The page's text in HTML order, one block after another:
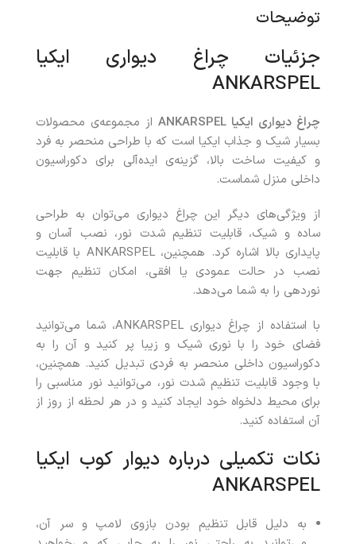
توضیحات
جزئیات چراغ دیواری ایکیا
ANKARSPEL
چراغ دیواری ایکیا ANKARSPEL
از مجموعه‌ی محصولات
بسیار شیک و جذاب ایکیا است که با طراحی منحصر به فرد
و کیفیت ساخت بالا، گزینه‌ی ایده‌آلی برای دکوراسیون
داخلی منزل شماست.
از ویژگی‌های دیگر این چراغ دیواری می‌توان به طراحی
ساده و شیک، قابلیت تنظیم شدت نور، نصب آسان و
پایداری بالا اشاره کرد. همچنین، ANKARSPEL با قابلیت
نصب در حالت عمودی یا افقی، امکان تنظیم جهت
نوردهی را به شما می‌دهد.
با استفاده از چراغ دیواری ANKARSPEL، شما می‌توانید
فضای خود را با نوری شیک و زیبا پر کنید و آن را به
دکوراسیون داخلی منحصر به فردی تبدیل کنید. همچنین،
با وجود قابلیت تنظیم شدت نور، می‌توانید نور مناسبی را
برای محیط دلخواه خود ایجاد کنید و در هر لحظه از روز از
آن استفاده کنید.
نکات تکمیلی درباره دیوار کوب ایکیا
ANKARSPEL
به دلیل قابل تنظیم بودن بازوی لامپ و سر آن،